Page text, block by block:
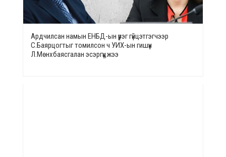
Ардчилсан намын ЕНБД-ын үүрэг гүйцэтгэгчээр
С.Баярцогтыг томилсон ч УИХ-ын гишүүн
Л.Мөнхбаясгалан эсэргүүцжээ